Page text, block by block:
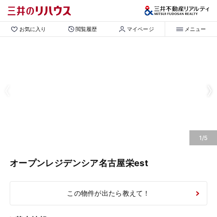
お気に入り 閲覧履歴 マイページ メニュー
1/5
オープンレジデンシア名古屋栄est
この物件が出たら教えて！